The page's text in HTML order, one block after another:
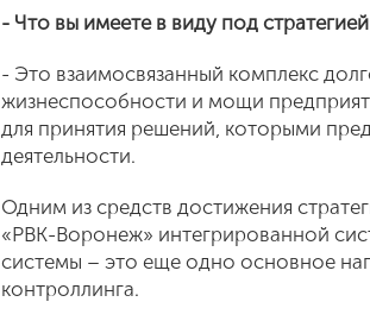
- Что вы имеете в виду под
- Это взаимосвязанный комплекс
жизнеспособности и мощи
для принятия решений, которыми
деятельности.
Одним из средств достижения
«РВК-Воронеж» интегрированной
системы – это еще одно основное
контроллинга.